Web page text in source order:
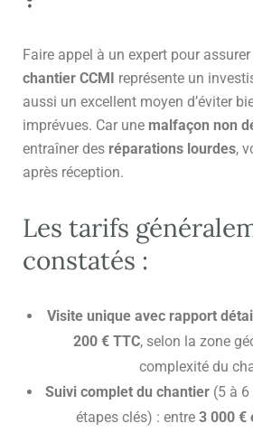
Faire appel à un expert pour assurer
chantier CCMI
représente un
aussi un excellent moyen d’éviter
imprévues. Car une malfaçon non
entraîner des réparations lourdes,
après réception.
Les tarifs
constatés :
Visite unique avec rapport
200 € TTC, selon la zone
complexité du
Suivi complet du chantier (5 à
étapes clés) : entre 3 000 €